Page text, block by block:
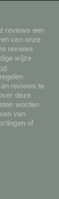
reviews een
van onze
reviews
wijze
.
reviews te
deze
worden
van
of